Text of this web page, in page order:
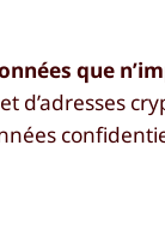
que
d’adresses